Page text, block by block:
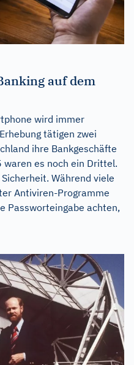
auf dem
wird immer
tätigen zwei
ihre Bankgeschäfte
es noch ein Drittel.
Während viele
Antiviren-Programme
Passworteingabe achten,